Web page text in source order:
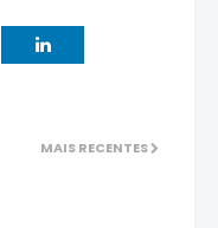
MAIS RECENTES